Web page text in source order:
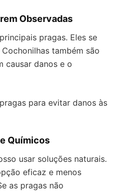
Observadas
pragas. Eles se
também são
causar danos e o
para evitar danos às
Químicos
usar soluções naturais.
eficaz e menos
as pragas não